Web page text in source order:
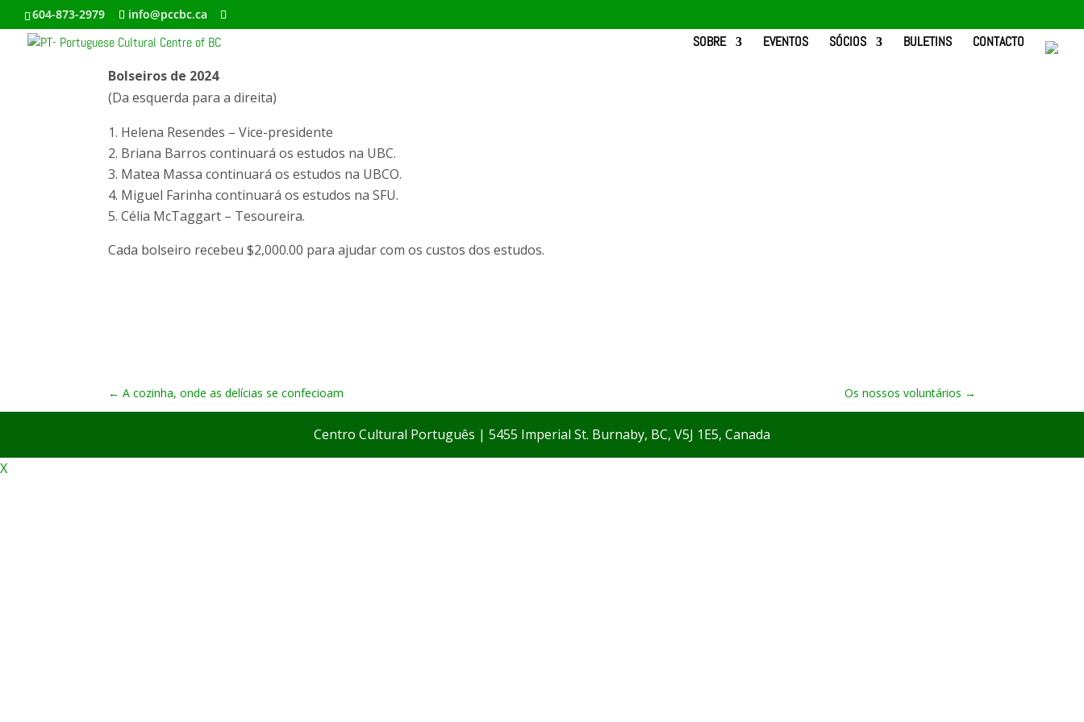
604-873-2979 info@pccbc.ca
SOBRE EVENTOS SÓCIOS BULETINS CONTACTO
Bolseiros de 2024
(Da esquerda para a direita)
Helena Resendes – Vice-presidente
Briana Barros continuará os estudos na UBC.
Matea Massa continuará os estudos na UBCO.
Miguel Farinha continuará os estudos na SFU.
Célia McTaggart – Tesoureira.
Cada bolseiro recebeu $2,000.00 para ajudar com os custos dos estudos.
← A cozinha, onde as delícias se confecioam Os nossos voluntários →
Centro Cultural Português | 5455 Imperial St. Burnaby, BC, V5J 1E5, Canada
X